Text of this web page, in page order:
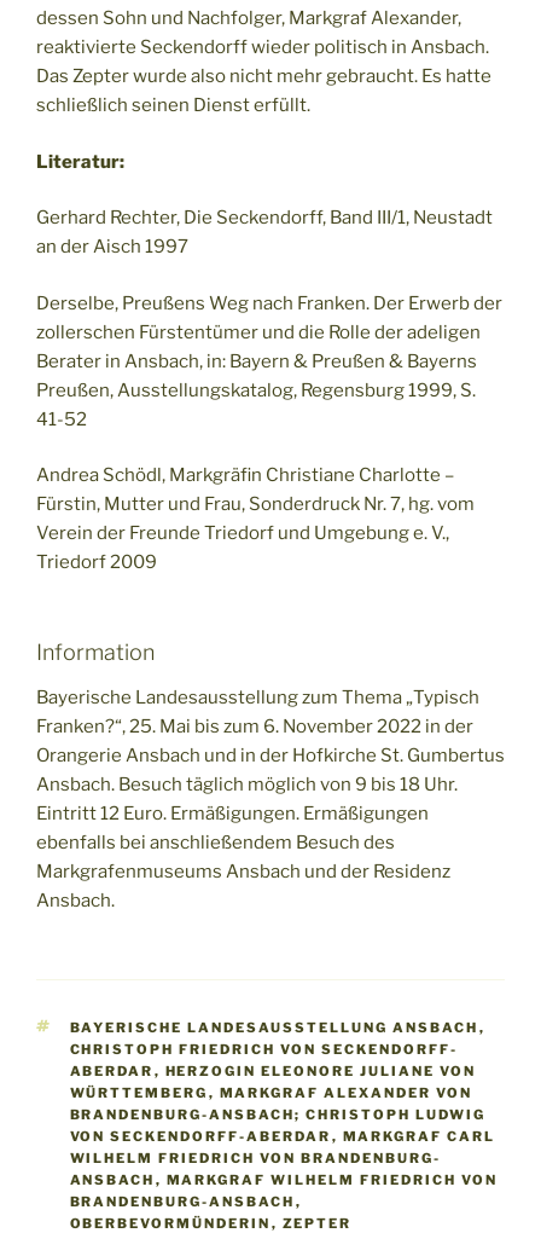
dessen Sohn und Nachfolger, Markgraf Alexander,
reaktivierte Seckendorff wieder politisch in Ansbach.
Das Zepter wurde also nicht mehr gebraucht. Es hatte
schließlich seinen Dienst erfüllt.
Literatur:
Gerhard Rechter, Die Seckendorff, Band III/1, Neustadt
an der Aisch 1997
Derselbe, Preußens Weg nach Franken. Der Erwerb der
zollerschen Fürstentümer und die Rolle der adeligen
Berater in Ansbach, in: Bayern & Preußen & Bayerns
Preußen, Ausstellungskatalog, Regensburg 1999, S.
41-52
Andrea Schödl, Markgräfin Christiane Charlotte –
Fürstin, Mutter und Frau, Sonderdruck Nr. 7, hg. vom
Verein der Freunde Triedorf und Umgebung e. V.,
Triedorf 2009
Information
Bayerische Landesausstellung zum Thema „Typisch
Franken?“, 25. Mai bis zum 6. November 2022 in der
Orangerie Ansbach und in der Hofkirche St. Gumbertus
Ansbach. Besuch täglich möglich von 9 bis 18 Uhr.
Eintritt 12 Euro. Ermäßigungen. Ermäßigungen
ebenfalls bei anschließendem Besuch des
Markgrafenmuseums Ansbach und der Residenz
Ansbach.
SCHLAGWÖRTER
BAYERISCHE LANDESAUSSTELLUNG ANSBACH ,
CHRISTOPH FRIEDRICH VON SECKENDORFF-
ABERDAR , HERZOGIN ELEONORE JULIANE VON
WÜRTTEMBERG , MARKGRAF ALEXANDER VON
BRANDENBURG-ANSBACH; CHRISTOPH LUDWIG
VON SECKENDORFF-ABERDAR , MARKGRAF CARL
WILHELM FRIEDRICH VON BRANDENBURG-
ANSBACH , MARKGRAF WILHELM FRIEDRICH VON
BRANDENBURG-ANSBACH ,
OBERBEVORMÜNDERIN , ZEPTER